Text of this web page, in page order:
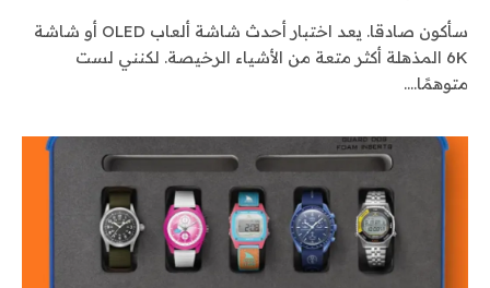
سأكون صادقا. يعد اختبار أحدث شاشة ألعاب OLED أو شاشة
6K المذهلة أكثر متعة من الأشياء الرخيصة. لكنني لست
متوهمًا.…